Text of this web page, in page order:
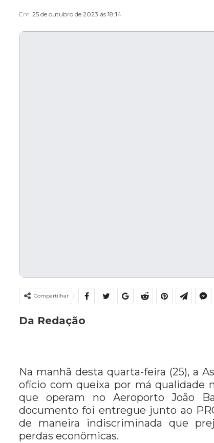
Em 25 de outubro de 2023 ás 18:14
Compartilhar
Da Redação
Na manhã desta quarta-feira (25), a
ofício com queixa por má qualidade
que operam no Aeroporto João
documento foi entregue junto ao
de maneira indiscriminada que
perdas econômicas.